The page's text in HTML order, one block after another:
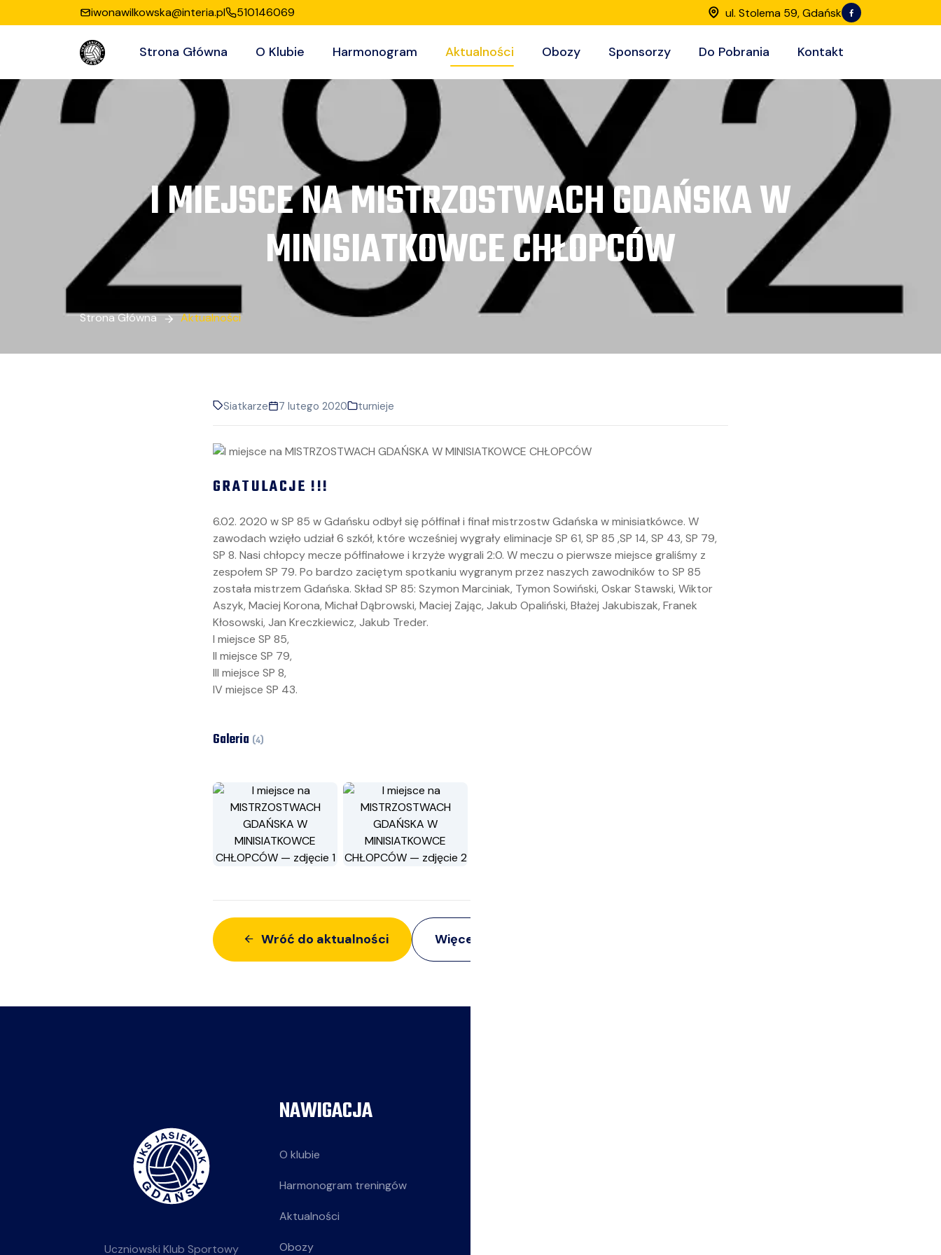
iwonawilkowska@interia.pl 510146069 ul. Stolema 59, Gdańsk
Strona Główna O Klubie Harmonogram Aktualności Obozy Sponsorzy Do Pobrania Kontakt
I MIEJSCE NA MISTRZOSTWACH GDAŃSKA W
MINISIATKOWCE CHŁOPCÓW
Strona Główna Aktualności
Siatkarze 7 lutego 2020 turnieje
GRATULACJE !!!
6.02. 2020 w SP 85 w Gdańsku odbył się półfinał i finał mistrzostw Gdańska w minisiatkówce. W
zawodach wzięło udział 6 szkół, które wcześniej wygrały eliminacje SP 61, SP 85 ,SP 14, SP 43, SP 79,
SP 8. Nasi chłopcy mecze półfinałowe i krzyże wygrali 2:0. W meczu o pierwsze miejsce graliśmy z
zespołem SP 79. Po bardzo zaciętym spotkaniu wygranym przez naszych zawodników to SP 85
została mistrzem Gdańska. Skład SP 85: Szymon Marciniak, Tymon Sowiński, Oskar Stawski, Wiktor
Aszyk, Maciej Korona, Michał Dąbrowski, Maciej Zając, Jakub Opaliński, Błażej Jakubiszak, Franek
Kłosowski, Jan Kreczkiewicz, Jakub Treder.
I miejsce SP 85,
II miejsce SP 79,
III miejsce SP 8,
IV miejsce SP 43.
Galeria (4)
Wróć do aktualności Więcej z:
Uczniowski Klub Sportowy
NAWIGACJA
O klubie
Harmonogram treningów
Aktualności
Obozy